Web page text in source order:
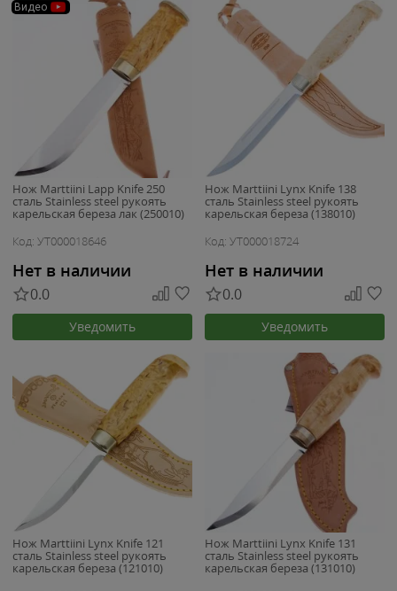
Видео
Нож Marttiini Lapp Knife 250
сталь Stainless steel рукоять
карельская береза лак (250010)
Код: УТ000018646
Нет в наличии
0.0
Уведомить
Нож Marttiini Lynx Knife 138
сталь Stainless steel рукоять
карельская береза (138010)
Код: УТ000018724
Нет в наличии
0.0
Уведомить
Нож Marttiini Lynx Knife 121
сталь Stainless steel рукоять
карельская береза (121010)
Нож Marttiini Lynx Knife 131
сталь Stainless steel рукоять
карельская береза (131010)